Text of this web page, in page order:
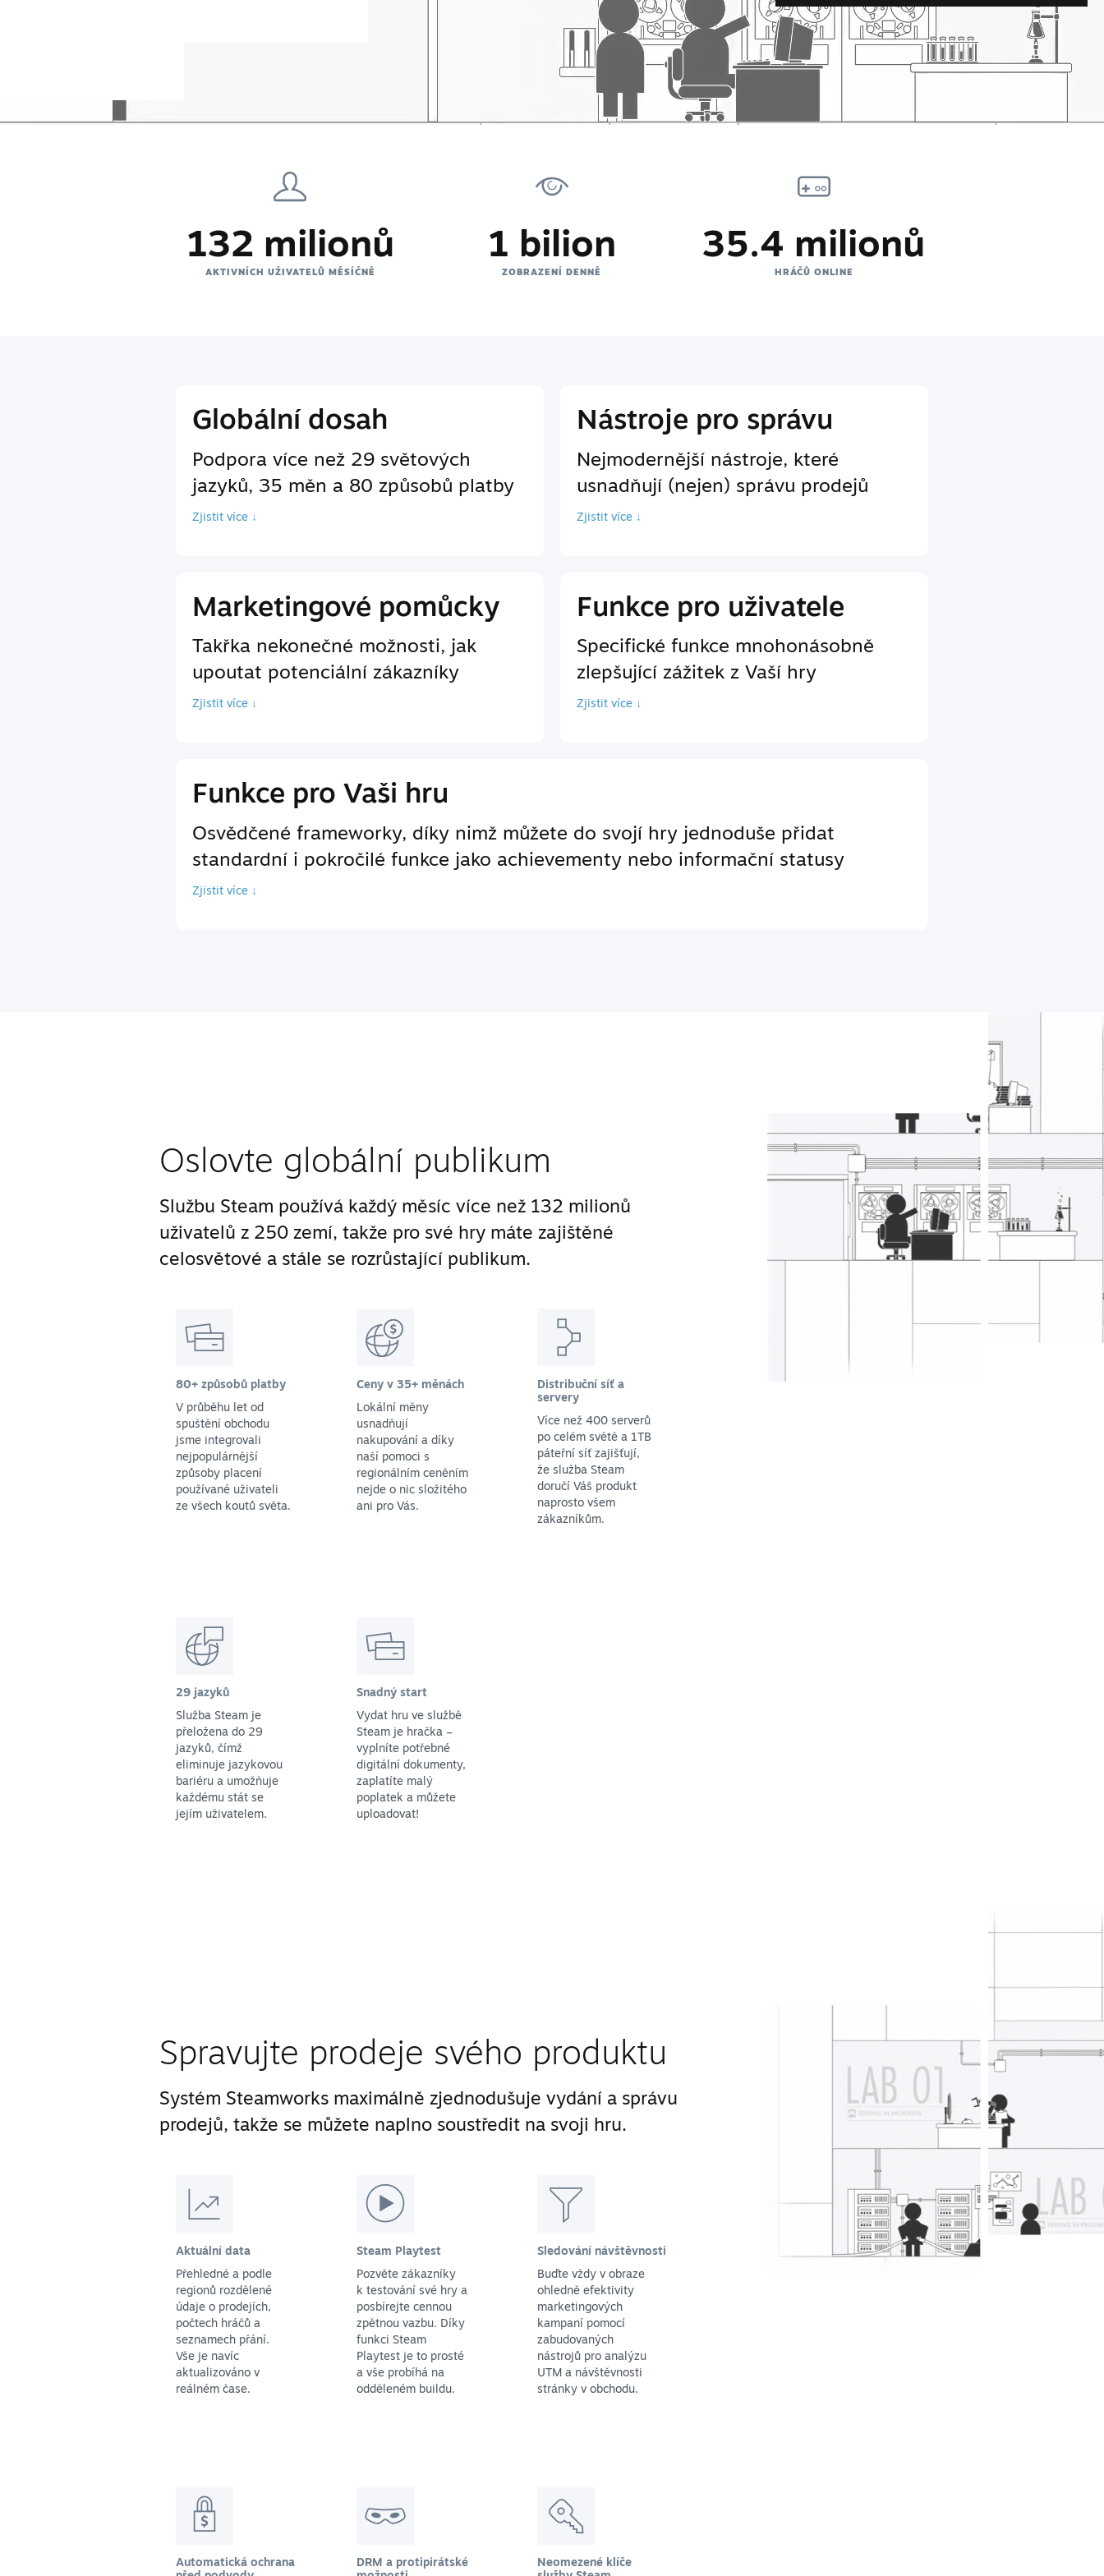
132 milionů
AKTIVNÍCH UŽIVATELŮ MĚSÍČNĚ
1 bilion
ZOBRAZENÍ DENNĚ
35.4 milionů
HRÁČŮ ONLINE
Globální dosah
Podpora více než 29 světových
jazyků, 35 měn a 80 způsobů platby
Zjistit více ↓
Nástroje pro správu
Nejmodernější nástroje, které
usnadňují (nejen) správu prodejů
Zjistit více ↓
Marketingové pomůcky
Takřka nekonečné možnosti, jak
upoutat potenciální zákazníky
Zjistit více ↓
Funkce pro uživatele
Specifické funkce mnohonásobně
zlepšující zážitek z Vaší hry
Zjistit více ↓
Funkce pro Vaši hru
Osvědčené frameworky, díky nimž můžete do svojí hry jednoduše přidat
standardní i pokročilé funkce jako achievementy nebo informační statusy
Zjistit více ↓
Oslovte globální publikum
Službu Steam používá každý měsíc více než 132 milionů
uživatelů z 250 zemí, takže pro své hry máte zajištěné
celosvětové a stále se rozrůstající publikum.
80+ způsobů platby
V průběhu let od
spuštění obchodu
jsme integrovali
nejpopulárnější
způsoby placení
používané uživateli
ze všech koutů světa.
Ceny v 35+ měnách
Lokální měny
usnadňují
nakupování a díky
naší pomoci s
regionálním ceněním
nejde o nic složitého
ani pro Vás.
Distribuční síť a
servery
Více než 400 serverů
po celém světě a 1TB
páteřní síť zajišťují,
že služba Steam
doručí Váš produkt
naprosto všem
zákazníkům.
29 jazyků
Služba Steam je
přeložena do 29
jazyků, čímž
eliminuje jazykovou
bariéru a umožňuje
každému stát se
jejím uživatelem.
Snadný start
Vydat hru ve službě
Steam je hračka –
vyplníte potřebné
digitální dokumenty,
zaplatíte malý
poplatek a můžete
uploadovat!
Spravujte prodeje svého produktu
Systém Steamworks maximálně zjednodušuje vydání a správu
prodejů, takže se můžete naplno soustředit na svoji hru.
Aktuální data
Přehledné a podle
regionů rozdělené
údaje o prodejích,
počtech hráčů a
seznamech přání.
Vše je navíc
aktualizováno v
reálném čase.
Steam Playtest
Pozvěte zákazníky
k testování své hry a
posbírejte cennou
zpětnou vazbu. Díky
funkci Steam
Playtest je to prosté
a vše probíhá na
odděleném buildu.
Sledování návštěvnosti
Buďte vždy v obraze
ohledně efektivity
marketingových
kampaní pomocí
zabudovaných
nástrojů pro analýzu
UTM a návštěvnosti
stránky v obchodu.
Automatická ochrana
DRM a protipirátské
Neomezené klíče